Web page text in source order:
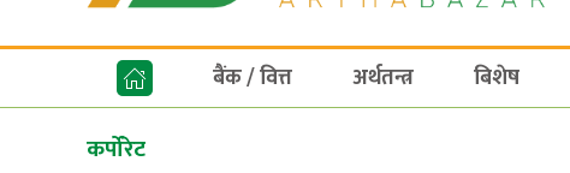
बैंक / वित्त अर्थतन्त्र बिशेष
कर्पोरेट